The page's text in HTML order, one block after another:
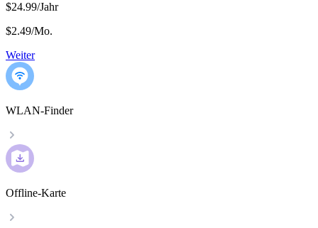
$24.99/Jahr
$2.49/Mo.
Weiter
WLAN-Finder
Offline-Karte